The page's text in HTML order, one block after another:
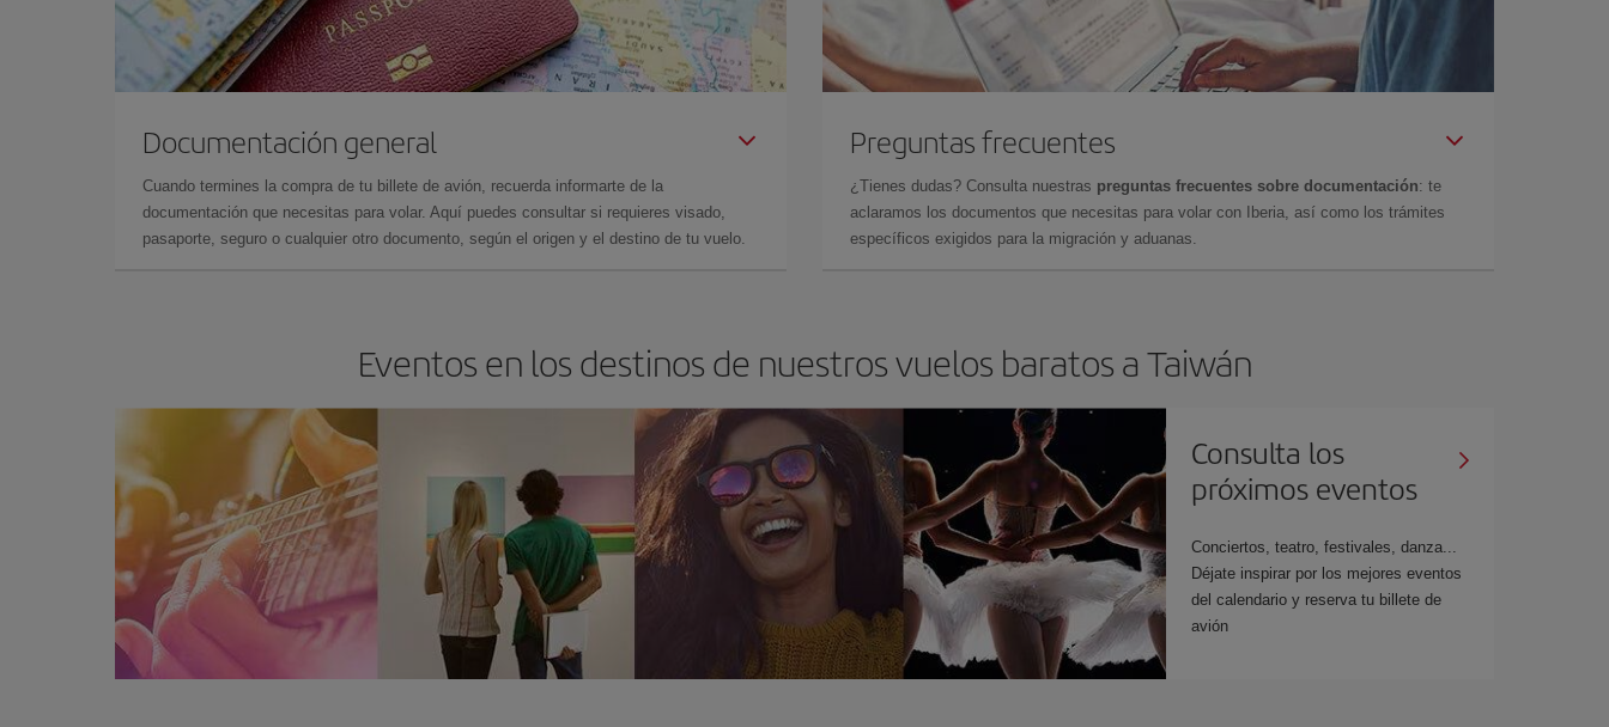
Documentación general
Cuando termines la compra de tu billete de avión, recuerda informarte de la
documentación que necesitas para volar. Aquí puedes consultar si requieres visado,
pasaporte, seguro o cualquier otro documento, según el origen y el destino de tu vuelo.
Preguntas frecuentes
¿Tienes dudas? Consulta nuestras preguntas frecuentes sobre documentación: te
aclaramos los documentos que necesitas para volar con Iberia, así como los trámites
específicos exigidos para la migración y aduanas.
Eventos en los destinos de nuestros vuelos baratos a Taiwán
Consulta los
próximos eventos
Conciertos, teatro, festivales, danza...
Déjate inspirar por los mejores eventos
del calendario y reserva tu billete de
avión